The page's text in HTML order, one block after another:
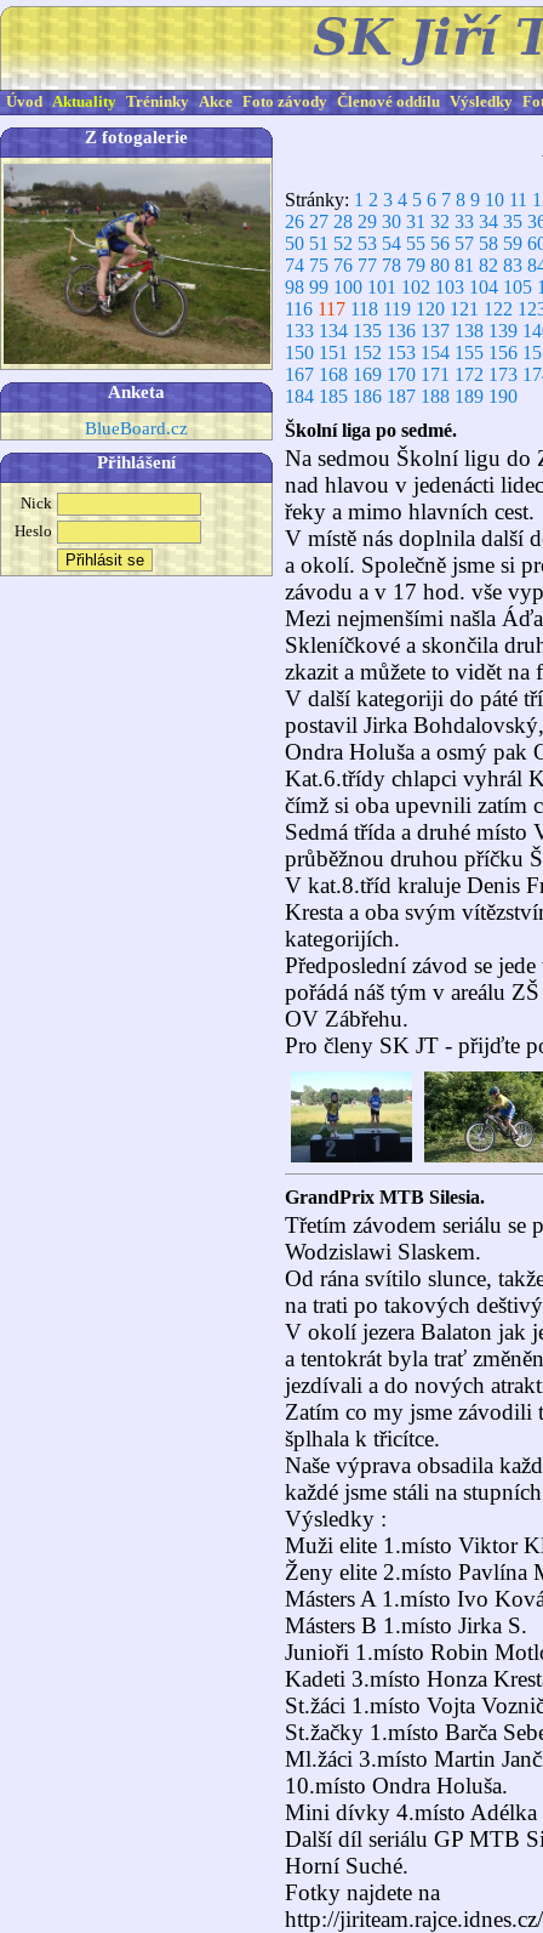
Úvod Aktuality Tréninky Akce Foto závody Členové oddílu Výsledky
Z fotogalerie
Anketa
BlueBoard.cz
Přihlášení
Nick
Heslo
Stránky: 1 2 3 4 5 6 7 8 9 10 11
26 27 28 29 30 31 32 33 34 35
50 51 52 53 54 55 56 57 58 59
74 75 76 77 78 79 80 81 82 83
98 99 100 101 102 103 104 105
116 117 118 119 120 121 122
133 134 135 136 137 138 139
150 151 152 153 154 155 156
167 168 169 170 171 172 173
184 185 186 187 188 189 190
Školní liga po sedmé.
Na sedmou Školní ligu do
nad hlavou v jedenácti
řeky a mimo hlavních cest.
V místě nás doplnila další
a okolí. Společně jsme si
závodu a v 17 hod. vše
Mezi nejmenšími našla
Skleníčkové a skončila
zkazit a můžete to vidět na
V další kategoriji do páté
postavil Jirka
Ondra Holuša a osmý pak
Kat.6.třídy chlapci vyhrál
čímž si oba upevnili zatím
Sedmá třída a druhé
průběžnou druhou příčku
V kat.8.tříd kraluje Denis
Kresta a oba svým
kategorijích.
Předposlední závod se
pořádá náš tým v areálu
OV Zábřehu.
Pro členy SK JT - přijďte
GrandPrix MTB Silesia.
Třetím závodem seriálu se
Wodzislawi Slaskem.
Od rána svítilo slunce,
na trati po takových
V okolí jezera Balaton jak
a tentokrát byla trať
jezdívali a do nových
Zatím co my jsme závodili
šplhala k třicítce.
Naše výprava obsadila
každé jsme stáli na
Výsledky :
Muži elite 1.místo Viktor
Ženy elite 2.místo Pavlína
Másters A 1.místo Ivo
Másters B 1.místo Jirka S.
Junioři 1.místo Robin
Kadeti 3.místo Honza
St.žáci 1.místo Vojta
St.žačky 1.místo Barča
Ml.žáci 3.místo Martin
10.místo Ondra Holuša.
Mini dívky 4.místo Adélka
Další díl seriálu GP MTB
Horní Suché.
Fotky najdete na
http://